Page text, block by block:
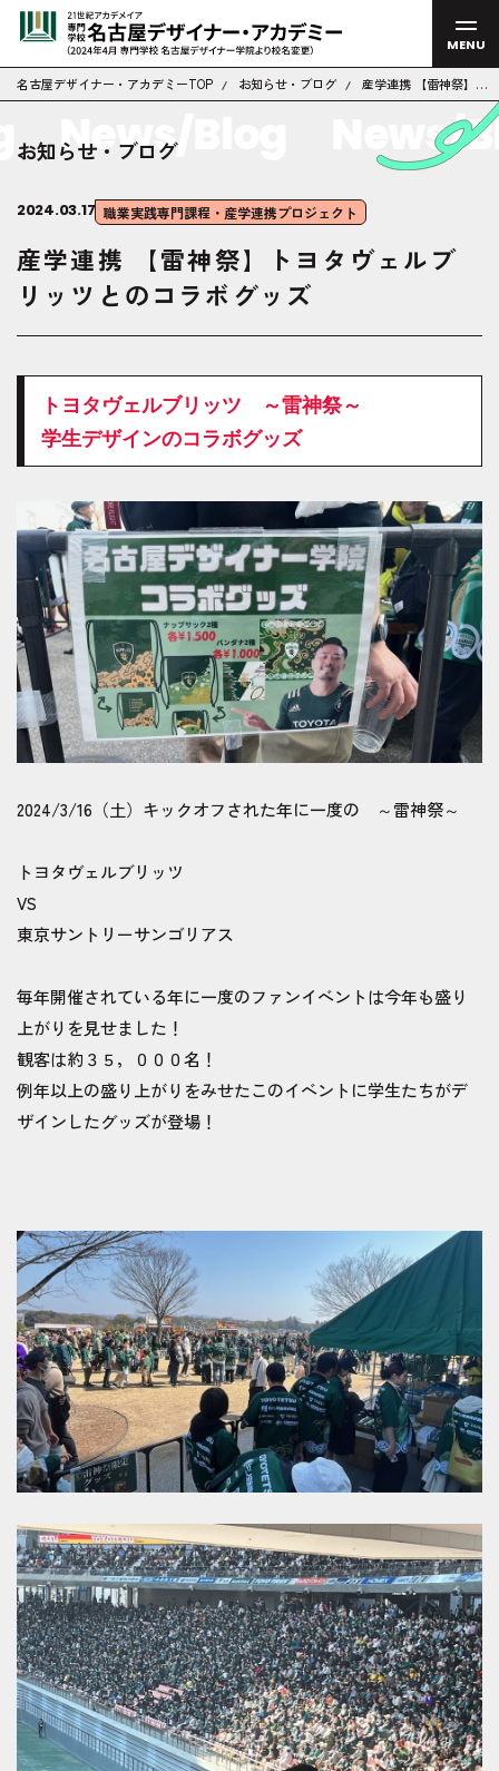
MENU
名古屋デザイナー・アカデミーTOP お知らせ・ブログ
産学連携 【雷神祭】ト
ヨタヴェルブリッツと
のコラボグッズ
News/Blog News/
お知らせ・ブログ
2024.03.17 職業実践専門課程・産学連携プロジェクト
産学連携 【雷神祭】トヨタヴェルブ
リッツとのコラボグッズ
トヨタヴェルブリッツ ～雷神祭～
学生デザインのコラボグッズ
2024/3/16（土）キックオフされた年に一度の ～雷神祭～
トヨタヴェルブリッツ
VS
東京サントリーサンゴリアス
毎年開催されている年に一度のファンイベントは今年も盛り
上がりを見せました！
観客は約３５，０００名！
例年以上の盛り上がりをみせたこのイベントに学生たちがデ
ザインしたグッズが登場！